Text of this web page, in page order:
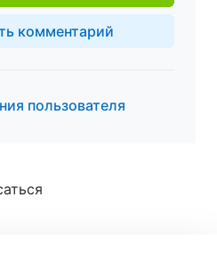
комментарий
пользователя